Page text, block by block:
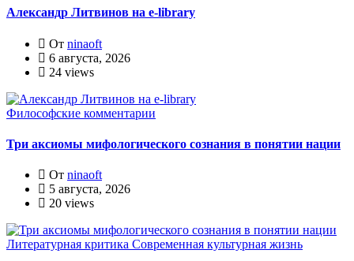
Александр Литвинов на e-library
От ninaoft
6 августа, 2026
24 views
Философские комментарии
Три аксиомы мифологического сознания в понятии нации
От ninaoft
5 августа, 2026
20 views
Литературная критика Современная культурная жизнь